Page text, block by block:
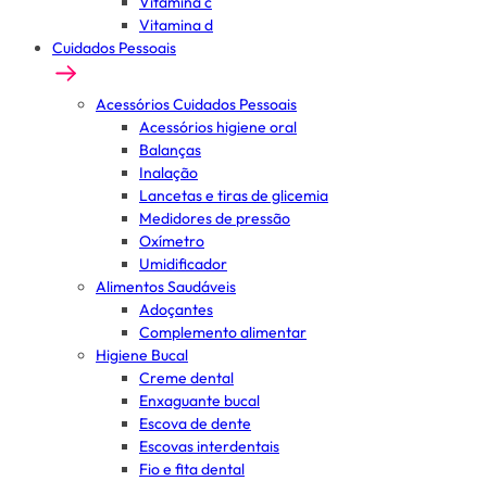
Vitamina d
Cuidados Pessoais
Acessórios Cuidados Pessoais
Acessórios higiene oral
Balanças
Inalação
Lancetas e tiras de glicemia
Medidores de pressão
Oxímetro
Umidificador
Alimentos Saudáveis
Adoçantes
Complemento alimentar
Higiene Bucal
Creme dental
Enxaguante bucal
Escova de dente
Escovas interdentais
Fio e fita dental